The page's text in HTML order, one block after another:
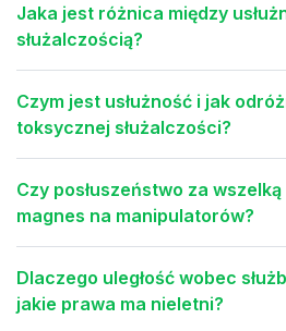
Jaka jest różnica między
służalczością?
Czym jest usłużność i jak
toksycznej służalczości?
Czy posłuszeństwo za
magnes na manipulatorów?
Dlaczego uległość wobec
jakie prawa ma nieletni?